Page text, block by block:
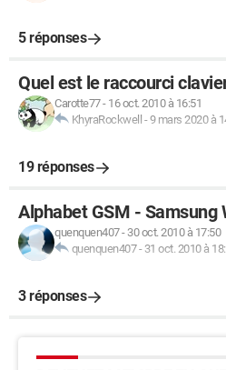
5 réponses
Quel est le raccourci
Carotte77- 16 oct. 2010 à 16:51
KhyraRockwell -9 mars 2020 à
19 réponses
Alphabet GSM - Samsung
quenquen407- 30 oct. 2010 à 17:50
quenquen407- 31 oct. 2010 à
3 réponses